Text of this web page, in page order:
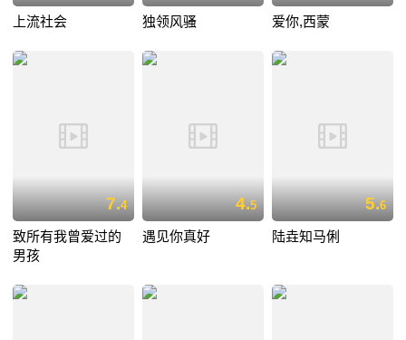
上流社会 独领风骚 爱你,西蒙
7.4
致所有我曾爱过的
男孩
4.5
遇见你真好
5.6
陆垚知马俐